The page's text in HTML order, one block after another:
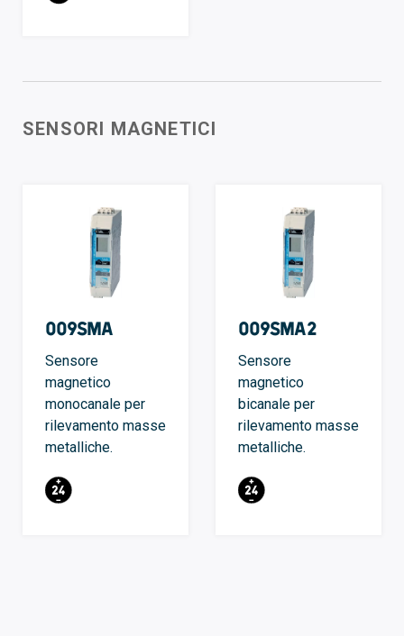
SENSORI MAGNETICI
009SMA
Sensore
magnetico
monocanale per
rilevamento masse
metalliche.
009SMA2
Sensore
magnetico
bicanale per
rilevamento masse
metalliche.